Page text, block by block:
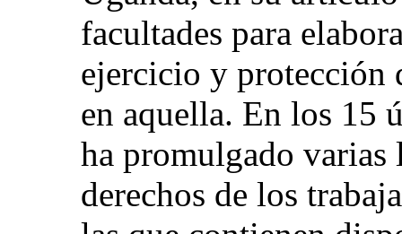
facultades para
ejercicio y protección
en aquella. En los 15
ha promulgado varias
derechos de los